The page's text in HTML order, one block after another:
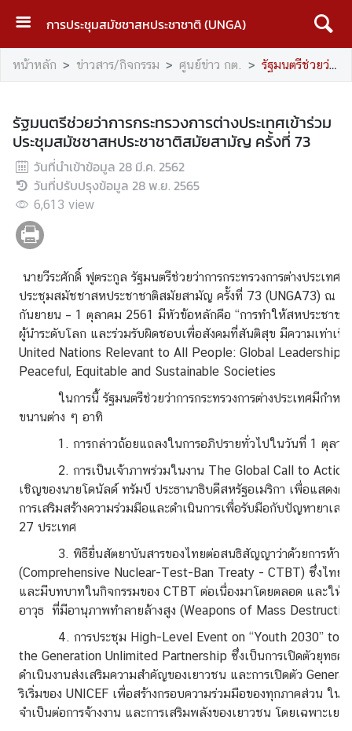
การประชุมสมัชชาสหประชาชาติ (UNGA)
ห
น้
ลั
ก
U
N
G
A
บ
ท
ค
ว
า
ม
า
จ
เ
ย
า
ช
น
หน้าหลัก ข่าวสาร/กิจกรรม ศูนย์ข่าว กต. รัฐมนตรีช่วยว่าการกระทรวงการต่างประเทศเข้าร่วมประชุมสมัชชาสหประชาชาติสมัยสามัญ ครั้งที่ 73
รัฐมนตรีช่วยว่าการกระทรวงการต่างประเทศเข้าร่วม
ประชุมสมัชชาสหประชาชาติสมัยสามัญ ครั้งที่ 73
วันที่นำเข้าข้อมูล 28 มี.ค. 2562
วันที่ปรับปรุงข้อมูล 28 พ.ย. 2565
6,613 view
นายวีระศักดิ์ ฟูตระกูล รัฐมนตรีช่วยว่าการกระทรวงการต่างประเท
ประชุมสมัชชาสหประชาชาติสมัยสามัญ ครั้งที่ 73 (UNGA73) ณ น
กันยายน – 1 ตุลาคม 2561 มีหัวข้อหลักคือ “การทำให้สหประชาชา
ผู้นำระดับโลก และร่วมรับผิดชอบเพื่อสังคมที่สันติสุข มีความเท่าเ
United Nations Relevant to All People: Global Leadership
Peaceful, Equitable and Sustainable Societies
ในการนี้ รัฐมนตรีช่วยว่าการกระทรวงการต่างประเทศมีกำหนด
ขนานต่าง ๆ อาทิ
1. การกล่าวถ้อยแถลงในการอภิปรายทั่วไปในวันที่ 1 ตุลาค
2. การเป็นเจ้าภาพร่วมในงาน The Global Call to Action
เชิญของนายโดนัลด์ ทรัมป์ ประธานาธิบดีสหรัฐอเมริกา เพื่อแสดงคว
การเสริมสร้างความร่วมมือและดำเนินการเพื่อรับมือกับปัญหายาเ
27 ประเทศ
3. พิธียื่นสัตยาบันสารของไทยต่อสนธิสัญญาว่าด้วยการห้ามท
(Comprehensive Nuclear-Test-Ban Treaty - CTBT) ซึ่งไทย
และมีบทบาทในกิจกรรมของ CTBT ต่อเนื่องมาโดยตลอด และให้
อาวุธ ที่มีอานุภาพทำลายล้างสูง (Weapons of Mass
4. การประชุม High-Level Event on “Youth 2030” to
the Generation Unlimited Partnership ซึ่งเป็นการเปิดตัวยุทธศ
ดำเนินงานส่งเสริมความสำคัญของเยาวชน และการเปิดตัว
ริเริ่มของ UNICEF เพื่อสร้างกรอบความร่วมมือของทุกภาคส่วน ในก
จำเป็นต่อการจ้างงาน และการเสริมพลังของเยาวชน โดยเฉพาะเยา